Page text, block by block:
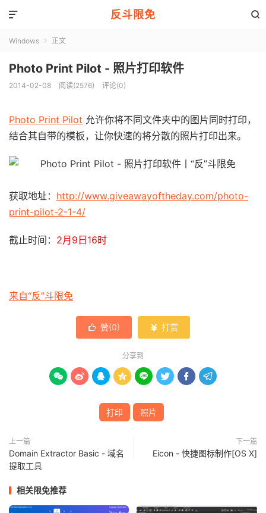
反斗限免 

Windows  正文
Photo Print Pilot - 照片打印软件
2014-02-08 阅读(2576) 评论(0)
Photo Print Pilot 允许你将不同文件夹中的图片同时打印，
结合其自带的模板，让你快速的将分散的照片打印出来。
获取地址： http://www.giveawayoftheday.com/photo-
print-pilot-2-1-4/
截止时间： 2月9日16时
来自“反”斗限免
 赞(0)  打赏
分享到
       
打印 照片
上一篇
Domain Extractor Basic - 域名
提取工具
下一篇
Eicon - 快捷图标制作[OS X]
相关限免推荐